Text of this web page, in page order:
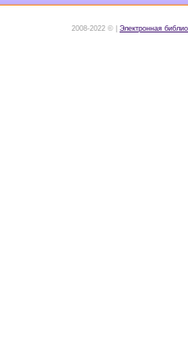
2008-2022 © | Электронная